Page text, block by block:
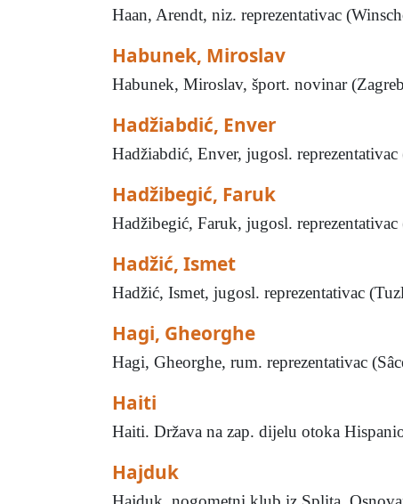
Haan, Arendt, niz. reprezentativac
Habunek, Miroslav
Habunek, Miroslav, šport. novinar
Hadžiabdić, Enver
Hadžiabdić, Enver, jugosl.
Hadžibegić, Faruk
Hadžibegić, Faruk, jugosl.
Hadžić, Ismet
Hadžić, Ismet, jugosl. reprezentativac
Hagi, Gheorghe
Hagi, Gheorghe, rum. reprezentativac
Haiti
Haiti. Država na zap. dijelu otoka
Hajduk